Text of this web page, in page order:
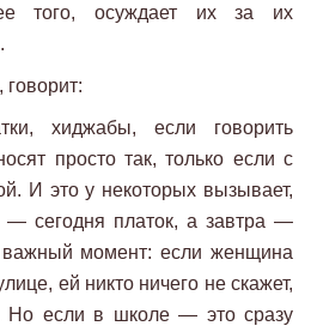
того, осуждает их за их
говорит:
хиджабы, если говорить
просто так, только если с
И это у некоторых вызывает,
— сегодня платок, а завтра —
важный момент: если женщина
ей никто ничего не скажет,
Но если в школе — это сразу